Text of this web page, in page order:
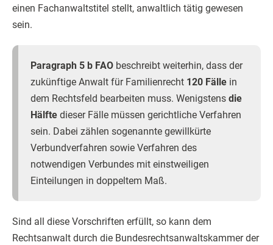
einen Fachanwaltstitel stellt, anwaltlich tätig gewesen
sein.
Paragraph 5 b FAO beschreibt weiterhin, dass der
zukünftige Anwalt für Familienrecht 120 Fälle in
dem Rechtsfeld bearbeiten muss. Wenigstens die
Hälfte dieser Fälle müssen gerichtliche Verfahren
sein. Dabei zählen sogenannte gewillkürte
Verbundverfahren sowie Verfahren des
notwendigen Verbundes mit einstweiligen
Einteilungen in doppeltem Maß.
Sind all diese Vorschriften erfüllt, so kann dem
Rechtsanwalt durch die Bundesrechtsanwaltskammer der